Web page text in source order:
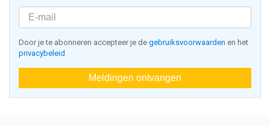
Door je te abonneren accepteer je de gebruiksvoorwaarden en het
privacybeleid
Meldingen ontvangen